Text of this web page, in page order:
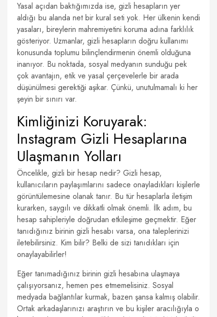
Yasal açıdan baktığımızda ise, gizli hesapların yer
aldığı bu alanda net bir kural seti yok. Her ülkenin kendi
yasaları, bireylerin mahremiyetini koruma adına farklılık
gösteriyor. Uzmanlar, gizli hesapların doğru kullanımı
konusunda toplumu bilinçlendirmenin önemli olduğuna
inanıyor. Bu noktada, sosyal medyanın sunduğu pek
çok avantajın, etik ve yasal çerçevelerle bir arada
düşünülmesi gerektiği aşikar. Çünkü, unutulmamalı ki her
şeyin bir sınırı var.
Kimliğinizi Koruyarak:
Instagram Gizli Hesaplarına
Ulaşmanın Yolları
Öncelikle, gizli bir hesap nedir? Gizli hesap,
kullanıcıların paylaşımlarını sadece onayladıkları kişilerle
görüntülemesine olanak tanır. Bu tür hesaplarla iletişim
kurarken, saygılı ve dikkatli olmak önemli. İlk adım, bu
hesap sahipleriyle doğrudan etkileşime geçmektir. Eğer
tanıdığınız birinin gizli hesabı varsa, ona taleplerinizi
iletebilirsiniz. Kim bilir? Belki de sizi tanıdıkları için
onaylayabilirler!
Eğer tanımadığınız birinin gizli hesabına ulaşmaya
çalışıyorsanız, hemen pes etmemelisiniz. Sosyal
medyada bağlantılar kurmak, bazen şansa kalmış olabilir.
Ortak arkadaşlarınızı araştırın ve bu kişiler aracılığıyla o